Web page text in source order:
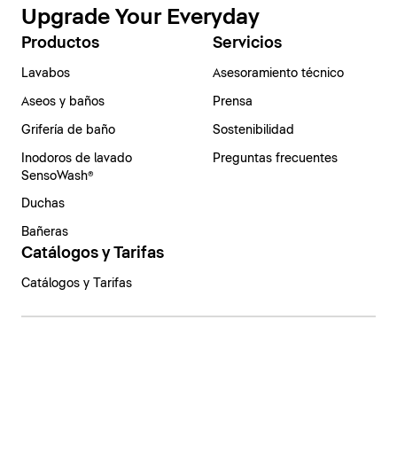
Upgrade Your Everyday
Productos
Lavabos
Aseos y baños
Grifería de baño
Inodoros de lavado
SensoWash®
Duchas
Bañeras
Servicios
Asesoramiento técnico
Prensa
Sostenibilidad
Preguntas frecuentes
Catálogos y Tarifas
Catálogos y Tarifas